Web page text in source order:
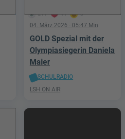
211 41 8
04. März 2026 · 05:47 Min
GOLD Spezial mit der
Olympiasiegerin Daniela
Maier
SCHULRADIO
LSH ON AIR